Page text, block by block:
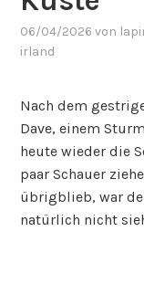
06/04/2026 von
irland
Nach dem
Dave, einem
heute wieder die
paar Schauer
übrigblieb, war
natürlich nicht